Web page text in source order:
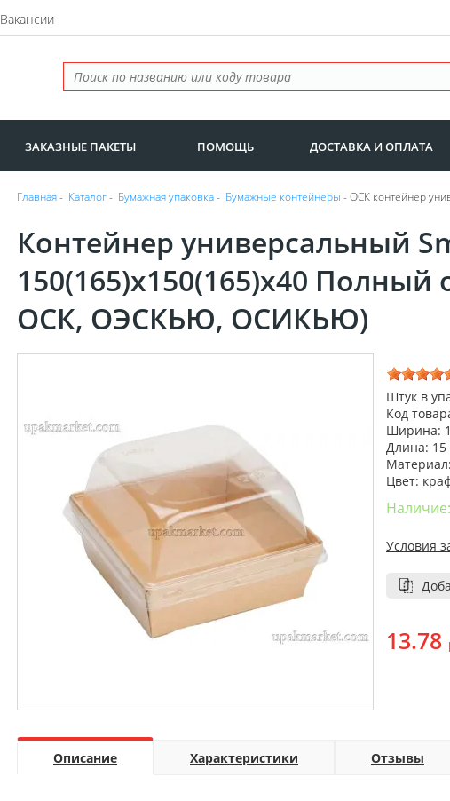
Вакансии
ЗАКАЗНЫЕ ПАКЕТЫ ПОМОЩЬ ДОСТАВКА И ОПЛАТА
Главная- Каталог- Бумажная упаковка- Бумажные контейнеры - ОСК контейнер
Контейнер универсальный
150(165)х150(165)х40 Полный
ОСК, ОЭСКЬЮ, ОСИКЬЮ)
Штук в
Код
Ширина:
Длина: 15
Цвет:
Наличие:
Условия
13.78
Описание Характеристики Отзывы